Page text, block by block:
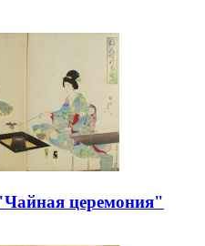
церемония"